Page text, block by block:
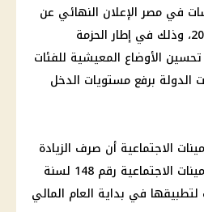
في مصر الإعلان النهائي عن
تفاصيل زيادة المعاشات 2026، وذلك في إطار الحزمة
الأوضاع المعيشية للفئات
الدولة برفع مستويات الدخل
الاجتماعية أن صرف الزيادة
يتم سنويًا وفقًا لقانون التأمينات الاجتماعية رقم 148 لسنة
لتطبيقها في بداية العام المالي